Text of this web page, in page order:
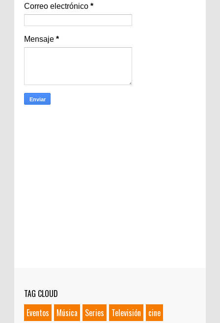
Correo electrónico *
Mensaje *
TAG CLOUD
Eventos
Música Series Televisión cine